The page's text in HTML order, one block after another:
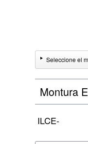
Seleccione el
Montura E
ILCE-